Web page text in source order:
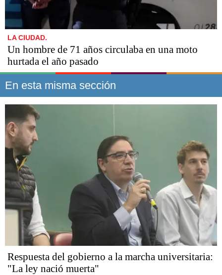
LA CIUDAD.
Un hombre de 71 años circulaba en una moto
hurtada el año pasado
En esta misma sección
Respuesta del gobierno a la marcha universitaria:
"La ley nació muerta"